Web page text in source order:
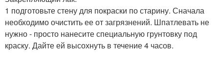
1 подготовьте стену для покраски по старину. Сначала
необходимо очистить ее от загрязнений. Шпатлевать не
нужно - просто нанесите специальную грунтовку под
краску. Дайте ей высохнуть в течение 4 часов.